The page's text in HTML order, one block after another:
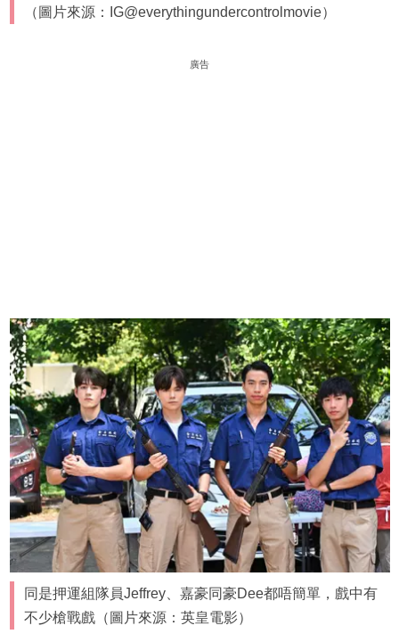
（圖片來源：IG@everythingundercontrolmovie）
廣告
同是押運組隊員Jeffrey、嘉豪同豪Dee都唔簡單，戲中有
不少槍戰戲（圖片來源：英皇電影）